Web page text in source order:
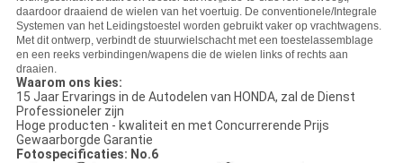
daardoor draaiend de wielen van het voertuig. De conventionele/Integrale
Systemen van het Leidingstoestel worden gebruikt vaker op vrachtwagens.
Met dit ontwerp, verbindt de stuurwielschacht met een toestelassemblage
en een reeks verbindingen/wapens die de wielen links of rechts aan
draaien.
Waarom ons kies:
15 Jaar Ervarings in de Autodelen van HONDA, zal de Dienst
Professioneler zijn
Hoge producten - kwaliteit en met Concurrerende Prijs
Gewaarborgde Garantie
Fotospecificaties: No.6